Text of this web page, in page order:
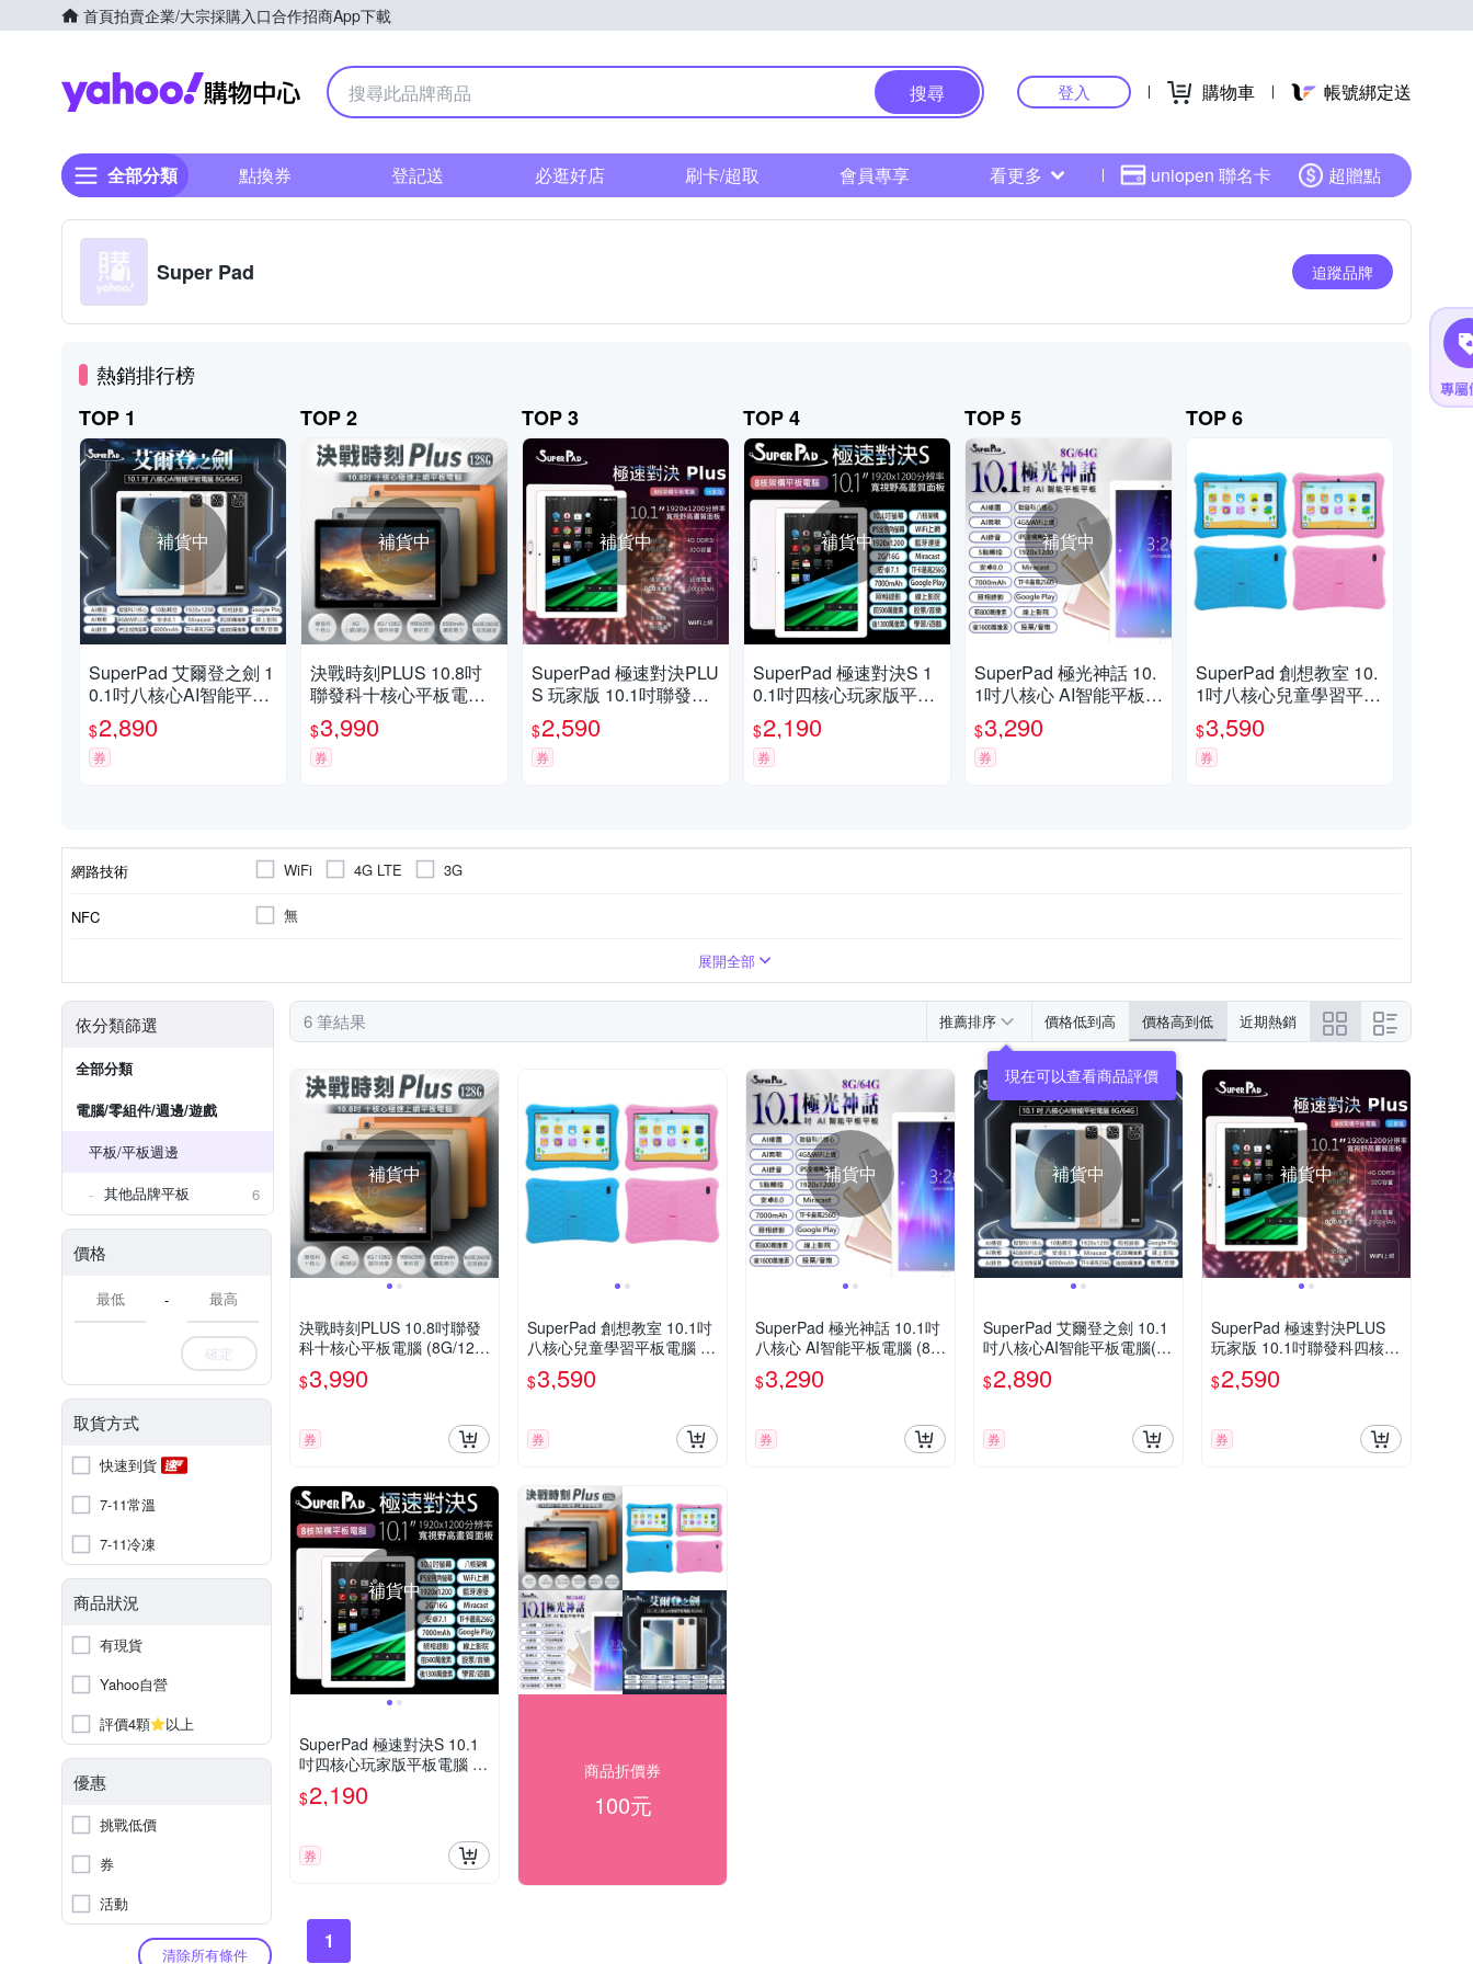
首頁拍賣企業/大宗採購入口合作招商App下載
Yahoo購物中心
搜尋 登入 購物車 帳號綁定送
全部分類 點換券 登記送 必逛好店 刷卡/超取 會員專享 看更多 uniopen 聯名卡 超贈點
Super Pad 追蹤品牌
熱銷排行榜
TOP 1
補貨中
SuperPad 艾爾登之劍 1
0.1吋八核心AI智能平板
電腦(8G/64G)
$2,890
券
TOP 2
補貨中
決戰時刻PLUS 10.8吋
聯發科十核心平板電腦
(8G/128G)
$3,990
券
TOP 3
補貨中
SuperPad 極速對決PLU
S 玩家版 10.1吋聯發科
四核心WiFi平板電腦 (4
G/32G)-加碼贈專屬保護
殼套
$2,590
券
TOP 4
補貨中
SuperPad 極速對決S 1
0.1吋四核心玩家版平板
電腦 (2G/16G)-加碼贈專
屬保護殼套
$2,190
券
TOP 5
補貨中
SuperPad 極光神話 10.
1吋八核心 AI智能平板電
腦 (8G/64G)
$3,290
券
TOP 6
SuperPad 創想教室 10.
1吋八核心兒童學習平板
電腦 (8G/128G)
$3,590
券
網路技術 WiFi 4G LTE 3G
NFC 無
展開全部
依分類篩選
全部分類
電腦/零組件/週邊/遊戲
平板/平板週邊
其他品牌平板
6
價格
-
確定
取貨方式
快速到貨
7-11常溫
7-11冷凍
商品狀況
有現貨
Yahoo自營
評價4顆
以上
優惠
挑戰低價
券
活動
清除所有條件
6 筆結果 推薦排序 價格低到高 價格高到低 近期熱銷
現在可以查看商品評價
補貨中
決戰時刻PLUS 10.8吋聯發
科十核心平板電腦 (8G/128
G)
$3,990
券
SuperPad 創想教室 10.1吋
八核心兒童學習平板電腦 (8
G/128G)
$3,590
券
補貨中
SuperPad 極光神話 10.1吋
八核心 AI智能平板電腦 (8
G/64G)
$3,290
券
補貨中
SuperPad 艾爾登之劍 10.1
吋八核心AI智能平板電腦(8
G/64G)
$2,890
券
補貨中
SuperPad 極速對決PLUS
玩家版 10.1吋聯發科四核心
WiFi平板電腦 (4G/32G)-加
碼贈專屬保護殼套
$2,590
券
補貨中
SuperPad 極速對決S 10.1
吋四核心玩家版平板電腦 (2
G/16G)-加碼贈專屬保護殼
套
$2,190
券
商品折價券
100元
1